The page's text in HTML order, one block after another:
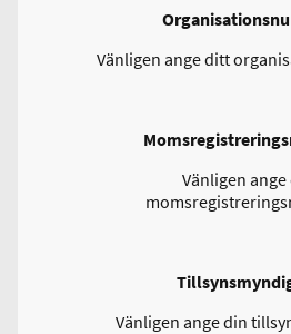
Vänligen ange ditt
Vänligen
Vänligen ange din